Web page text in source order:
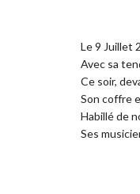
Le 9 Juillet
Avec sa
Ce soir,
Son coffre
Habillé de
Ses